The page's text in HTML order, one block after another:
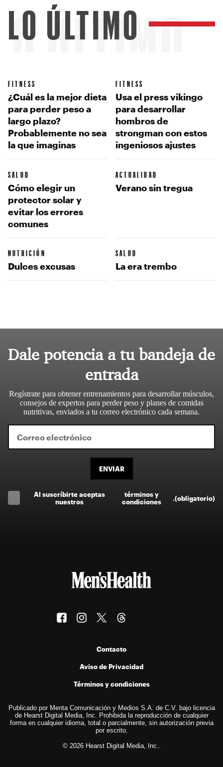
ÚLTIMO
LO ÚLTIMO
FITNESS
¿Cuál es la mejor dieta
para perder peso a
largo plazo?
Probablemente no sea
la que imaginas
FITNESS
Usa el press vikingo
para desarrollar
hombros de
strongman con estos
ingeniosos ajustes
SALUD
Cómo elegir un
protector solar y
evitar los errores
comunes
ACTUALIDAD
Verano sin tregua
NUTRICIÓN
Dulces excusas
SALUD
La era trembo
Dale potencia a tu bandeja de
entrada
Regístrate para obtener entrenamientos para desarrollar músculos,
consejos de expertos para perder peso y planes de comidas
nutritivas, enviados a tu correo electrónico cada semana.
ENVIAR
Al suscríbirte aceptas
nuestros
términos y
condiciones
(obligatorio)
Contacto
Aviso de Privacidad
Términos y condiciones
Publicado por Menta Comunicación y Medios S.A. de C.V. bajo licencia
de Hearst Digital Media, Inc. Prohibida la reproducción de cualquier
forma en cualquier idioma, total o parcialmente, sin autorización previa
por escrito.
© 2026 Hearst Digital Media, Inc..